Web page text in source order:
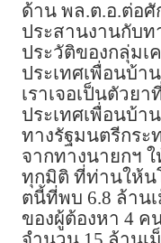
ด้าน พล.ต.อ.ต่อศั
ประสานงานกับท
ประวัติของกลุ่มเ
ประเทศเพื่อนบ้า
เราเจอเป็นตัวย
ประเทศเพื่อนบ้า
ทางรัฐมนตรีกร
จากทางนายกฯ
ทุกมิติ ที่ท่านให้น
ตนี้ที่พบ 6.8 ล้าน
ของผู้ต้องหา 4 ค